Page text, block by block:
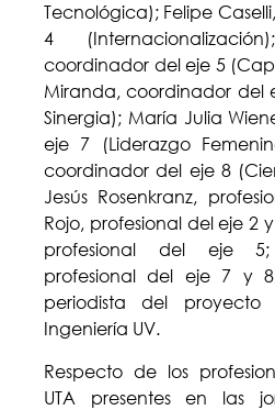
Tecnológica); Felipe
4
coordinador del eje 5
Miranda, coordinador del
Sinergia); María Julia
eje 7 (Liderazgo
coordinador del eje 8
Jesús Rosenkranz,
Rojo, profesional del eje 2
profesional del eje
profesional del eje 7 y
periodista del
Ingeniería UV.
Respecto de los
UTA presentes en las